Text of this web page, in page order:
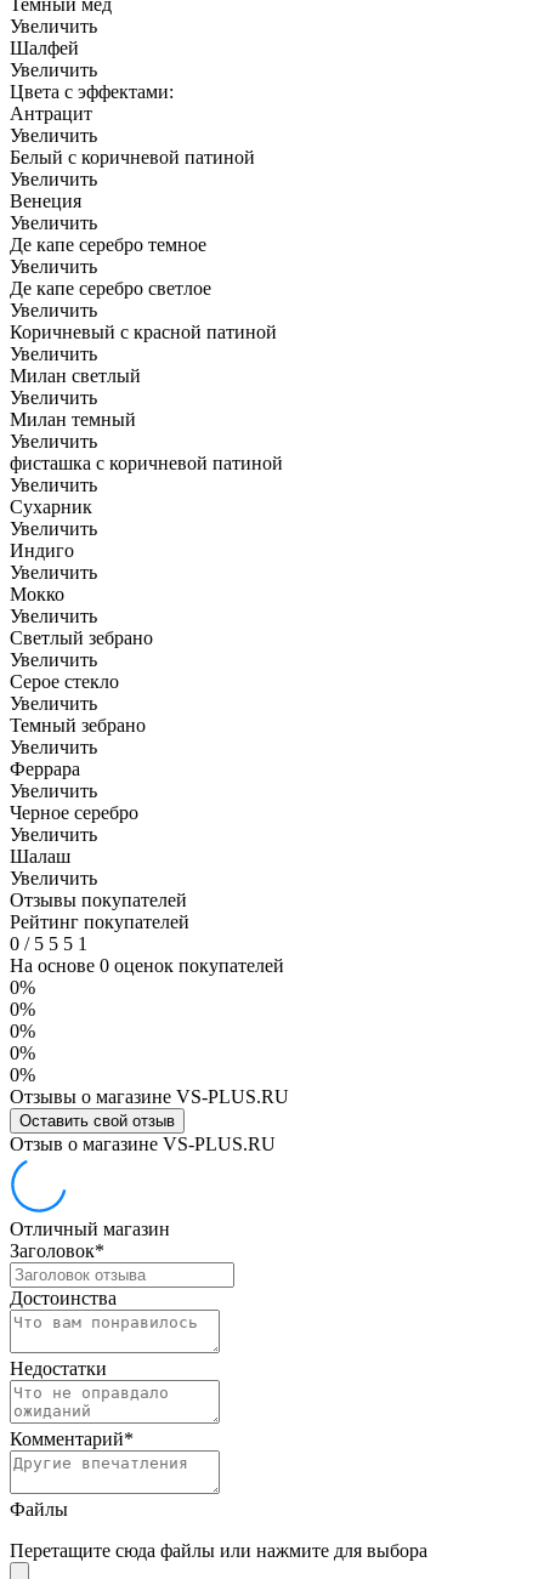
Темный мед
Увеличить
Шалфей
Увеличить
Цвета с эффектами:
Антрацит
Увеличить
Белый с коричневой патиной
Увеличить
Венеция
Увеличить
Де капе серебро темное
Увеличить
Де капе серебро светлое
Увеличить
Коричневый с красной патиной
Увеличить
Милан светлый
Увеличить
Милан темный
Увеличить
фисташка с коричневой патиной
Увеличить
Сухарник
Увеличить
Индиго
Увеличить
Мокко
Увеличить
Светлый зебрано
Увеличить
Серое стекло
Увеличить
Темный зебрано
Увеличить
Феррара
Увеличить
Черное серебро
Увеличить
Шалаш
Увеличить
Отзывы покупателей
Рейтинг покупателей
0 /5 5 5 1
На основе 0 оценок покупателей
0%
0%
0%
0%
0%
Отзывы о магазине VS-PLUS.RU
Оставить свой отзыв
Отзыв о магазине VS-PLUS.RU
Отличный магазин
Заголовок*
Достоинства
Недостатки
Комментарий*
Файлы
Перетащите сюда файлы или нажмите для выбора